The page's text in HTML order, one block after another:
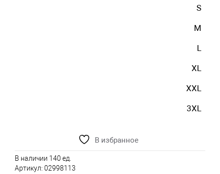
S
M
L
XL
XXL
3XL
В избранное
В наличии 140 ед.
Артикул: 02998113